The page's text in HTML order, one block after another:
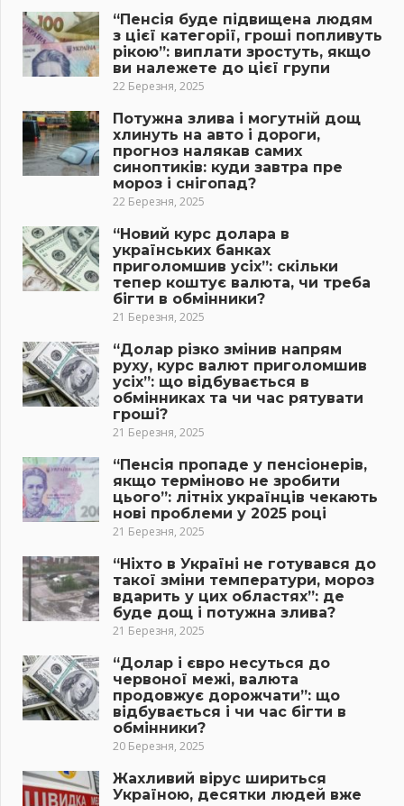
“Пенсія буде підвищена людям
з цієї категорії, гроші попливуть
рікою”: виплати зростуть, якщо
ви належете до цієї групи
22 Березня, 2025
Потужна злива і могутній дощ
хлинуть на авто і дороги,
прогноз налякав самих
синоптиків: куди завтра пре
мороз і снігопад?
22 Березня, 2025
“Новий курс долара в
українських банках
приголомшив усіх”: скільки
тепер коштує валюта, чи треба
бігти в обмінники?
21 Березня, 2025
“Долар різко змінив напрям
руху, курс валют приголомшив
усіх”: що відбувається в
обмінниках та чи час рятувати
гроші?
21 Березня, 2025
“Пенсія пропаде у пенсіонерів,
якщо терміново не зробити
цього”: літніх українців чекають
нові проблеми у 2025 році
21 Березня, 2025
“Ніхто в Україні не готувався до
такої зміни температури, мороз
вдарить у цих областях”: де
буде дощ і потужна злива?
21 Березня, 2025
“Долар і євро несуться до
червоної межі, валюта
продовжує дорожчати”: що
відбувається і чи час бігти в
обмінники?
20 Березня, 2025
Жахливий вірус шириться
Україною, десятки людей вже